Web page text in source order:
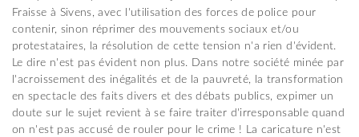
Fraisse à Sivens, avec l'utilisation des forces de police pour
contenir, sinon réprimer des mouvements sociaux et/ou
protestataires, la résolution de cette tension n'a rien d'évident.
Le dire n'est pas évident non plus. Dans notre société minée par
l'acroissement des inégalités et de la pauvreté, la transformation
en spectacle des faits divers et des débats publics, expimer un
doute sur le sujet revient à se faire traiter d'irresponsable quand
on n'est pas accusé de rouler pour le crime ! La caricature n'est